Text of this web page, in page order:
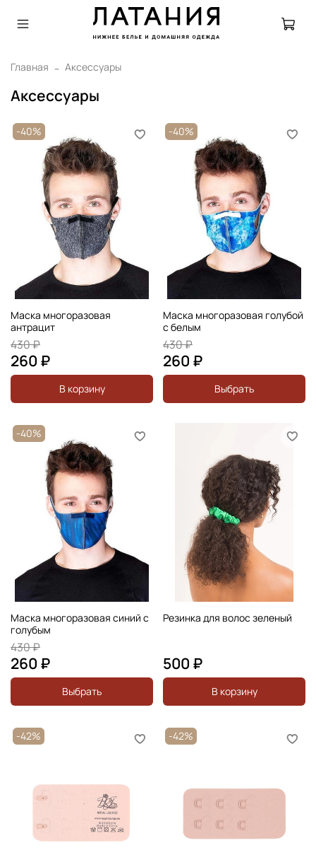
Главная Аксессуары
Аксессуары
-40%
Маска многоразовая
антрацит
430 ₽
260 ₽
В корзину
-40%
Маска многоразовая голубой
с белым
430 ₽
260 ₽
Выбрать
-40%
Маска многоразовая синий с
голубым
430 ₽
260 ₽
Выбрать
Резинка для волос зеленый
500 ₽
В корзину
-42% -42%